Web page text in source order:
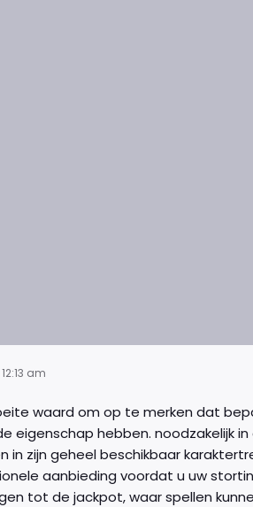
12:13 am
waard om op te merken dat
eigenschap hebben. noodzakelijk
in zijn geheel beschikbaar
aanbieding voordat u uw
tot de jackpot, waar spellen